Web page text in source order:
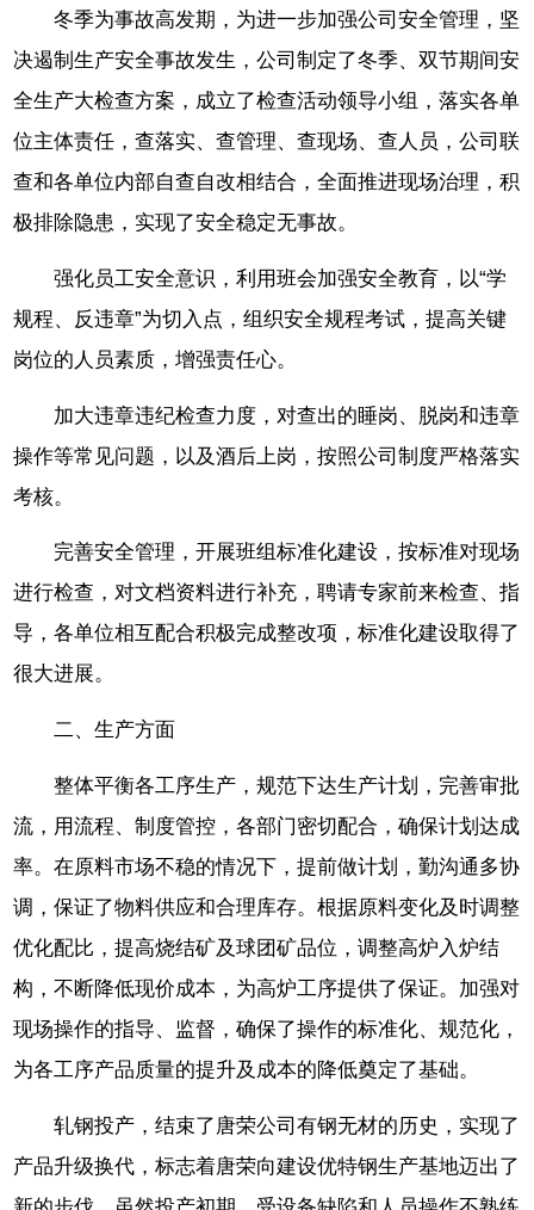
冬季为事故高发期，为进一步加强公司安全管理，坚
决遏制生产安全事故发生，公司制定了冬季、双节期间安
全生产大检查方案，成立了检查活动领导小组，落实各单
位主体责任，查落实、查管理、查现场、查人员，公司联
查和各单位内部自查自改相结合，全面推进现场治理，积
极排除隐患，实现了安全稳定无事故。
强化员工安全意识，利用班会加强安全教育，以“学
规程、反违章”为切入点，组织安全规程考试，提高关键
岗位的人员素质，增强责任心。
加大违章违纪检查力度，对查出的睡岗、脱岗和违章
操作等常见问题，以及酒后上岗，按照公司制度严格落实
考核。
完善安全管理，开展班组标准化建设，按标准对现场
进行检查，对文档资料进行补充，聘请专家前来检查、指
导，各单位相互配合积极完成整改项，标准化建设取得了
很大进展。
二、生产方面
整体平衡各工序生产，规范下达生产计划，完善审批
流，用流程、制度管控，各部门密切配合，确保计划达成
率。在原料市场不稳的情况下，提前做计划，勤沟通多协
调，保证了物料供应和合理库存。根据原料变化及时调整
优化配比，提高烧结矿及球团矿品位，调整高炉入炉结
构，不断降低现价成本，为高炉工序提供了保证。加强对
现场操作的指导、监督，确保了操作的标准化、规范化，
为各工序产品质量的提升及成本的降低奠定了基础。
轧钢投产，结束了唐荣公司有钢无材的历史，实现了
产品升级换代，标志着唐荣向建设优特钢生产基地迈出了